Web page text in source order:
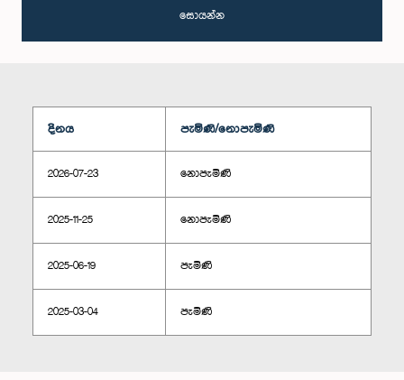
සොයන්න
දිනය පැමිණි/නොපැමිණි
2026-07-23 නොපැමිණි
2025-11-25 නොපැමිණි
2025-06-19 පැමිණි
2025-03-04 පැමිණි